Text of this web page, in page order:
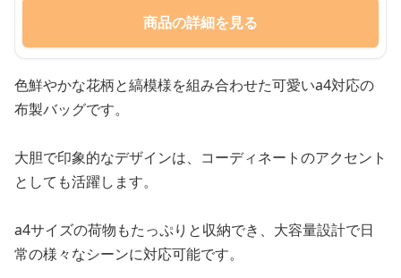
商品の詳細を見る
色鮮やかな花柄と縞模様を組み合わせた可愛いa4対応の
布製バッグです。
大胆で印象的なデザインは、コーディネートのアクセント
としても活躍します。
a4サイズの荷物もたっぷりと収納でき、大容量設計で日
常の様々なシーンに対応可能です。